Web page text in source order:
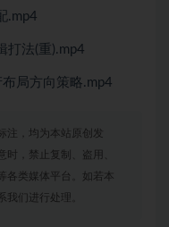
.mp4
打法(重).mp4
局方向策略.mp4
注，均为本站原创发
时，禁止复制、盗用、
各类媒体平台。如若本
我们进行处理。